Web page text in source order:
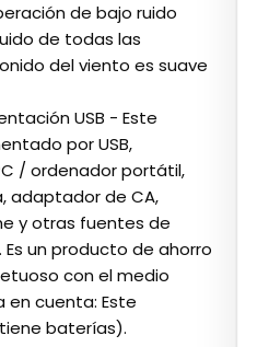
de bajo ruido
de todas las
del viento es suave
USB - Este
por USB,
/ ordenador portátil,
adaptador de CA,
y otras fuentes de
Es un producto de ahorro
con el medio
en cuenta: Este
baterías).